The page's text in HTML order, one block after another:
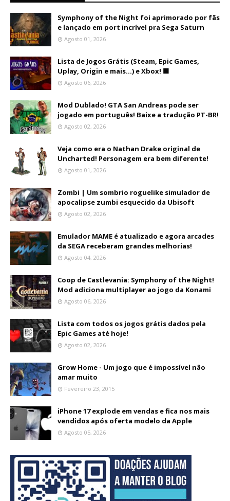
Symphony of the Night foi aprimorado por fãs
e lançado em port incrível pra Sega Saturn
Agosto 01, 2026
Lista de Jogos Grátis (Steam, Epic Games,
Uplay, Origin e mais...) e Xbox! 🟩
Agosto 06, 2026
Mod Dublado! GTA San Andreas pode ser
jogado em português! Baixe a tradução PT-BR!
Agosto 02, 2026
Veja como era o Nathan Drake original de
Uncharted! Personagem era bem diferente!
Agosto 01, 2026
Zombi | Um sombrio roguelike simulador de
apocalipse zumbi esquecido da Ubisoft
Agosto 02, 2026
Emulador MAME é atualizado e agora arcades
da SEGA receberam grandes melhorias!
Agosto 04, 2026
Coop de Castlevania: Symphony of the Night!
Mod adiciona multiplayer ao jogo da Konami
Agosto 06, 2026
Lista com todos os jogos grátis dados pela
Epic Games até hoje!
Agosto 02, 2026
Grow Home - Um jogo que é impossível não
amar muito
Fevereiro 23, 2015
iPhone 17 explode em vendas e fica nos mais
vendidos após oferta modelo da Apple
Agosto 05, 2026